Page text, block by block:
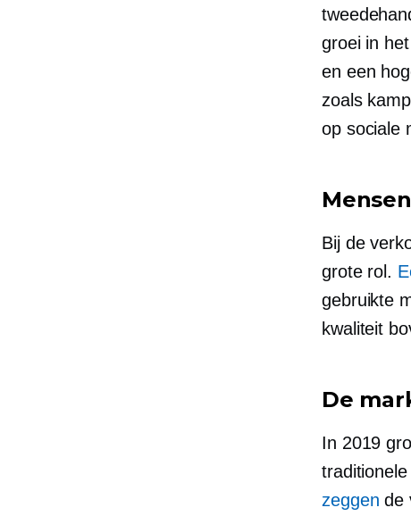
groei in
en een
zoals
op sociale
Bij de
grote rol.
gebruikte
kwaliteit
De
In 2019
zeggen de